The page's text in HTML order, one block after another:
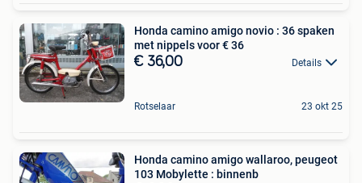
Honda camino amigo novio : 36 spaken
met nippels voor € 36
€ 36,00 Details
Rotselaar 23 okt 25
Honda camino amigo wallaroo, peugeot
103 Mobylette : binnenb